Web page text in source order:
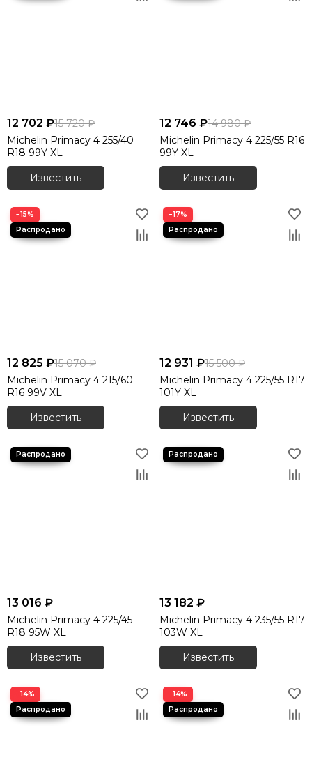
12 702 ₽15 720 ₽
Michelin Primacy 4 255/40
R18 99Y XL
Известить
12 746 ₽14 980 ₽
Michelin Primacy 4 225/55 R16
99Y XL
Известить
−15%
12 825 ₽15 070 ₽
Michelin Primacy 4 215/60
R16 99V XL
Известить
−17%
12 931 ₽15 500 ₽
Michelin Primacy 4 225/55 R17
101Y XL
Известить
13 016 ₽
Michelin Primacy 4 225/45
R18 95W XL
Известить
13 182 ₽
Michelin Primacy 4 235/55 R17
103W XL
Известить
−14% −14%